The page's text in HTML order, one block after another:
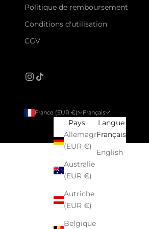
Politique de remboursement
Conditions d'utilisation
CGV
France (EUR €)
Pays
Allemagne
(EUR €)
Australie
(EUR €)
Autriche
(EUR €)
Belgique
Français
Langue
Français
English